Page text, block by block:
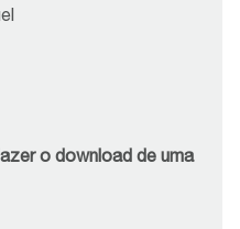
o download de uma